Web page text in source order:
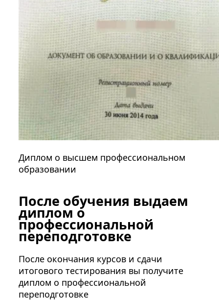
Диплом о высшем профессиональном
образовании
После обучения выдаем
диплом о
профессиональной
переподготовке
После окончания курсов и сдачи
итогового тестирования вы получите
диплом о профессиональной
переподготовке